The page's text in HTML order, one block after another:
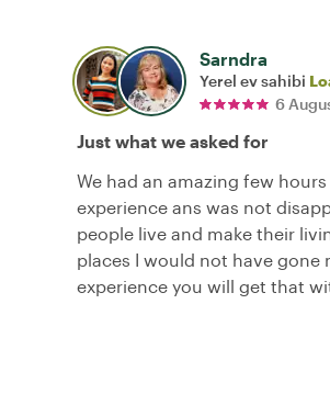
Sarndra
Yerel ev sahibi
6
Just what we asked for
We had an amazing few
experience ans was not
people live and make their
places I would not have
experience you will get that